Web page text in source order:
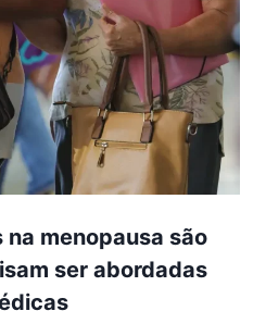
na menopausa são
ser abordadas